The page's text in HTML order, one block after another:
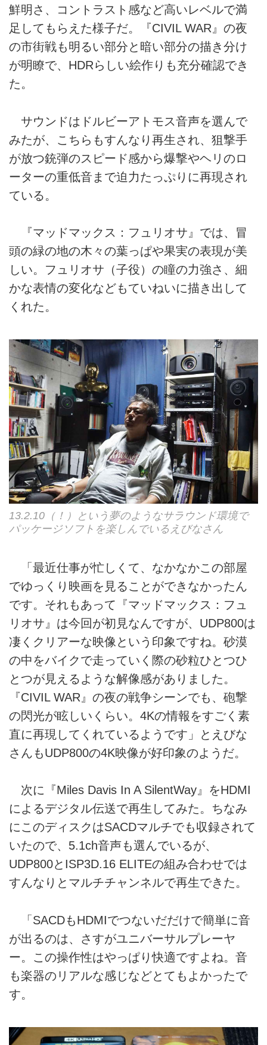
鮮明さ、コントラスト感など高いレベルで満
足してもらえた様子だ。『CIVIL WAR』の夜
の市街戦も明るい部分と暗い部分の描き分け
が明瞭で、HDRらしい絵作りも充分確認でき
た。
サウンドはドルビーアトモス音声を選んで
みたが、こちらもすんなり再生され、狙撃手
が放つ銃弾のスピード感から爆撃やヘリのロ
ーターの重低音まで迫力たっぷりに再現され
ている。
『マッドマックス：フュリオサ』では、冒
頭の緑の地の木々の葉っぱや果実の表現が美
しい。フュリオサ（子役）の瞳の力強さ、細
かな表情の変化などもていねいに描き出して
くれた。
13.2.10（！）という夢のようなサラウンド環境で
パッケージソフトを楽しんでいるえびなさん
「最近仕事が忙しくて、なかなかこの部屋
でゆっくり映画を見ることができなかったん
です。それもあって『マッドマックス：フュ
リオサ』は今回が初見なんですが、UDP800は
凄くクリアーな映像という印象ですね。砂漠
の中をバイクで走っていく際の砂粒ひとつひ
とつが見えるような解像感がありました。
『CIVIL WAR』の夜の戦争シーンでも、砲撃
の閃光が眩しいくらい。4Kの情報をすごく素
直に再現してくれているようです」とえびな
さんもUDP800の4K映像が好印象のようだ。
次に『Miles Davis In A SilentWay』をHDMI
によるデジタル伝送で再生してみた。ちなみ
にこのディスクはSACDマルチでも収録されて
いたので、5.1ch音声も選んでいるが、
UDP800とISP3D.16 ELITEの組み合わせでは
すんなりとマルチチャンネルで再生できた。
「SACDもHDMIでつないだだけで簡単に音
が出るのは、さすがユニバーサルプレーヤ
ー。この操作性はやっぱり快適ですよね。音
も楽器のリアルな感じなどとてもよかったで
す。